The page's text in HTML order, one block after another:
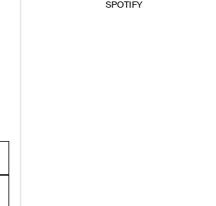
SPOTIFY